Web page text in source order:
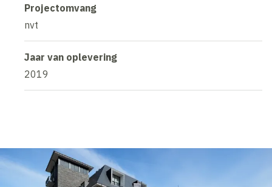
Projectomvang
nvt
Jaar van oplevering
2019